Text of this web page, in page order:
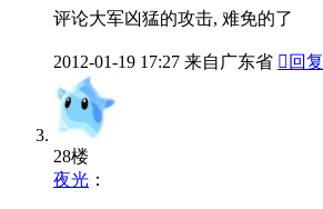
评论大军凶猛的攻击, 难免的了
2012-01-19 17:27 来自广东省  回复
28楼
夜光 ：